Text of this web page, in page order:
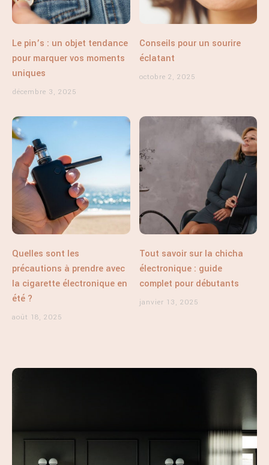
Le pin’s : un objet tendance
pour marquer vos moments
uniques
décembre 3, 2025
Conseils pour un sourire
éclatant
octobre 2, 2025
Quelles sont les
précautions à prendre avec
la cigarette électronique en
été ?
août 18, 2025
Tout savoir sur la chicha
électronique : guide
complet pour débutants
janvier 13, 2025